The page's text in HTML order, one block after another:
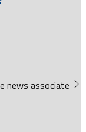
news associate